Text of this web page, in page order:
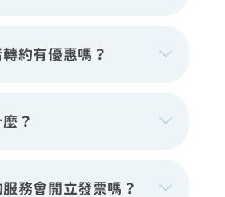
約有優惠嗎？
？
務會開立發票嗎？